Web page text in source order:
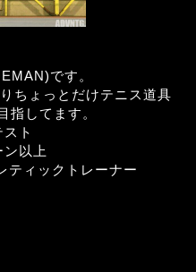
です。
ちょっとだけテニス道具
指してます。
ト
ン以上
ティックトレーナー